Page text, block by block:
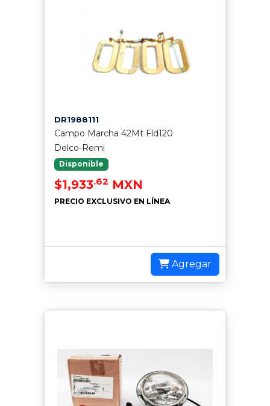
DR1988111
Campo Marcha 42Mt Fld120
Delco-Remi
Disponible
$1,933.62 MXN
PRECIO EXCLUSIVO EN LÍNEA
Agregar